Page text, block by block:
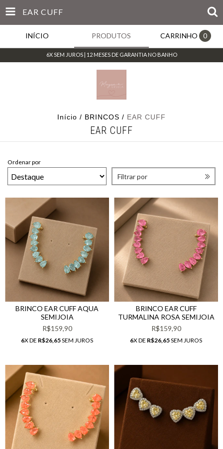
EAR CUFF
INÍCIO PRODUTOS CARRINHO 0
6X SEM JUROS | 12 MESES DE GARANTIA NO BANHO
Início / BRINCOS / EAR CUFF
EAR CUFF
Ordenar por
Filtrar por
BRINCO EAR CUFF AQUA
SEMIJOIA
R$159,90
6X DE R$26,65SEM JUROS
BRINCO EAR CUFF
TURMALINA ROSA SEMIJOIA
R$159,90
6X DE R$26,65SEM JUROS